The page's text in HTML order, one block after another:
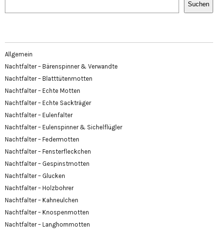
Suchen
Allgemein
Nachtfalter – Bärenspinner & Verwandte
Nachtfalter – Blatttütenmotten
Nachtfalter – Echte Motten
Nachtfalter – Echte Sackträger
Nachtfalter – Eulenfalter
Nachtfalter – Eulenspinner & Sichelflügler
Nachtfalter – Federmotten
Nachtfalter – Fensterfleckchen
Nachtfalter – Gespinstmotten
Nachtfalter – Glucken
Nachtfalter – Holzbohrer
Nachtfalter – Kahneulchen
Nachtfalter – Knospenmotten
Nachtfalter – Langhornmotten